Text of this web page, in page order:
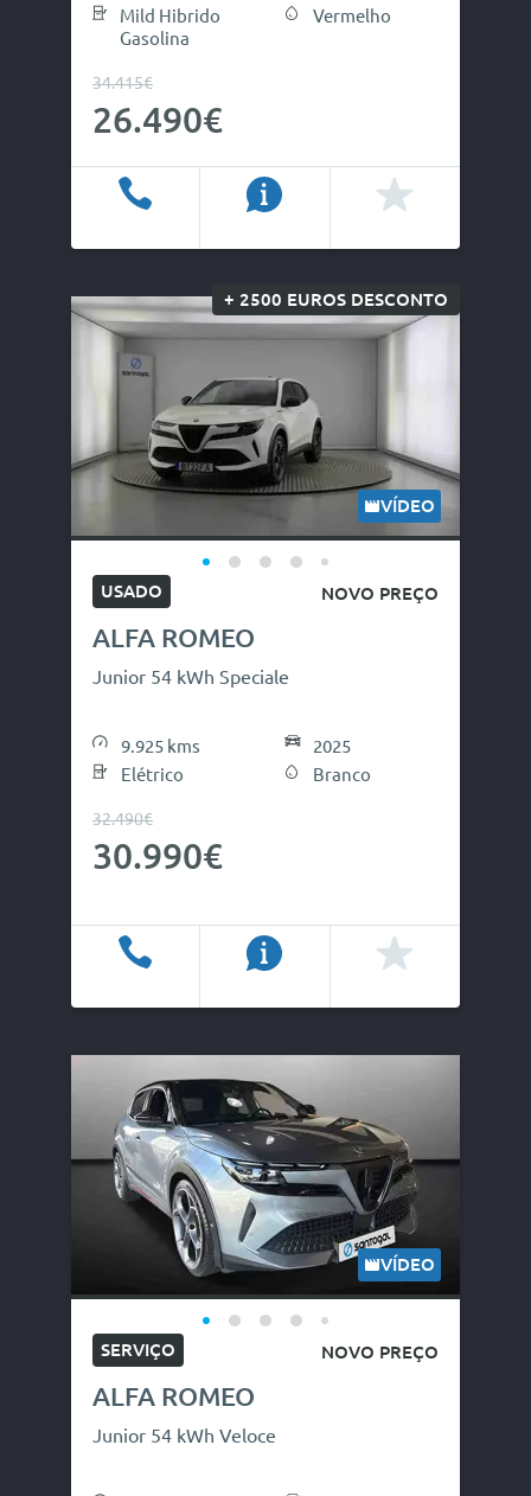
Mild Hibrido
Gasolina
Vermelho
34.415€
26.490€
+ 2500 EUROS DESCONTO
VÍDEO
USADO NOVO PREÇO
ALFA ROMEO
Junior 54 kWh Speciale
9.925 kms
Elétrico
2025
Branco
32.490€
30.990€
VÍDEO
SERVIÇO NOVO PREÇO
ALFA ROMEO
Junior 54 kWh Veloce